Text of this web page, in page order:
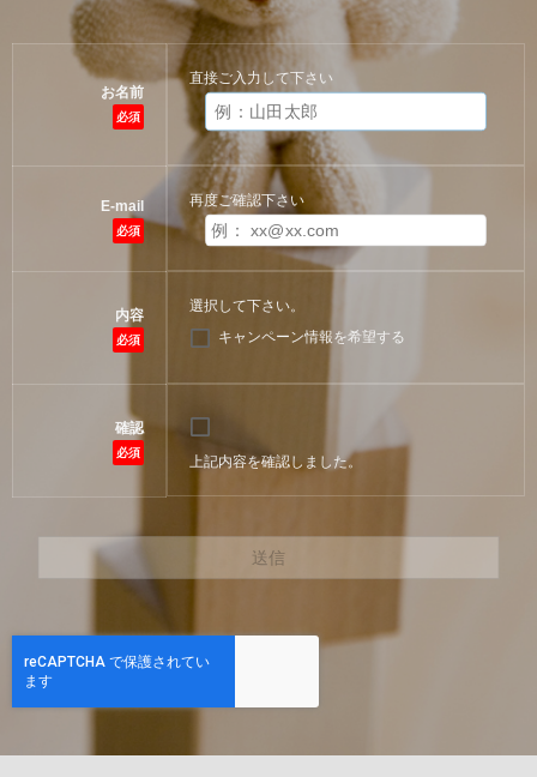
お名前
必須
直接ご入力して下さい
E-mail
必須
再度ご確認下さい
内容
必須
選択して下さい。
キャンペーン情報を希望する
確認
必須
上記内容を確認しました。